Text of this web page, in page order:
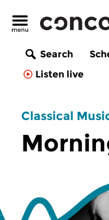
Search
Listen live
Classical